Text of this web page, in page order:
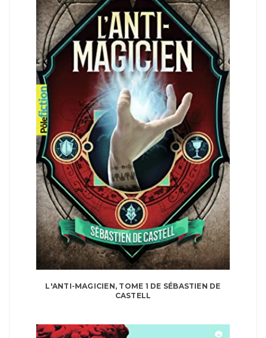
L'ANTI-MAGICIEN, TOME 1 DE SÉBASTIEN DE
CASTELL